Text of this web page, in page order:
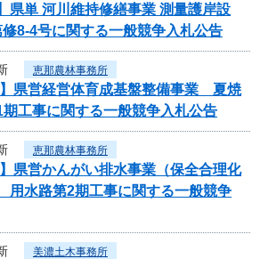
県単 河川維持修繕事業 測量護岸設
8-4号に関する一般競争入札公告
恵那農林事務所
】県営経営体育成基盤整備事業 夏焼
工事に関する一般競争入札公告
恵那農林事務所
県営かんがい排水事業（保全合理化
水路第2期工事に関する一般競争
美濃土木事務所